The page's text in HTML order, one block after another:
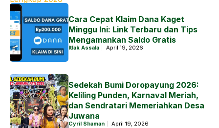
Cara Cepat Klaim Dana Kaget
Minggu Ini: Link Terbaru dan Tips
Mengamankan Saldo Gratis
Itlak Assala April 19, 2026
Sedekah Bumi Doropayung 2026:
Keliling Punden, Karnaval Meriah,
dan Sendratari Memeriahkan Desa
Juwana
Cyril Shaman April 19, 2026